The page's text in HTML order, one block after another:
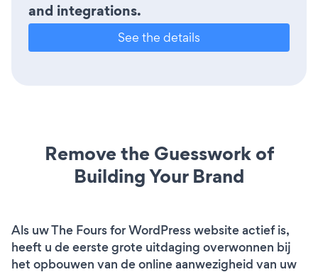
and integrations.
See the details
Remove the Guesswork of
Building Your Brand
Als uw The Fours for WordPress website actief is,
heeft u de eerste grote uitdaging overwonnen bij
het opbouwen van de online aanwezigheid van uw